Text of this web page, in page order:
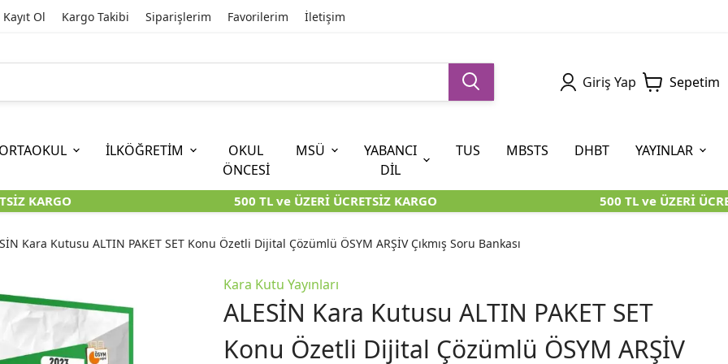
Kayıt Ol Kargo Takibi Siparişlerim Favorilerim İletişim
Giriş Yap Sepetim
11. SINIF
KARA KUTU KİTAPLARI
TYT
KARA KUTU KİTAPLARI
AYT
KARA KUTU KİTAPLARI
EĞİTİM BİLİMLERİ
KARA KUTU KİTAPLARI
LİSANS
KARA KUTU KİTAPLARI
ÖABT
ÖZGÜN ÜRÜNLER
ORTAOKUL
6. SINIF (İOKBS)
KARA KUTU KİTAPLARI
5. SINIF (İOKBS)
KARA KUTU KİTAPLARI
İLKÖĞRETİM
OKUL
ÖNCESİ
MSÜ
YABANCI
DİL
TUS MBSTS DHBT YAYINLAR
KARGO 500 TL ve ÜZERİ ÜCRETSİZ KARGO 500 TL ve ÜZERİ
Kara Kutusu ALTIN PAKET SET Konu Özetli Dijital Çözümlü ÖSYM ARŞİV Çıkmış Soru Bankası
Kara Kutu Yayınları
ALESİN Kara Kutusu ALTIN PAKET SET
Konu Özetli Dijital Çözümlü ÖSYM ARŞİV